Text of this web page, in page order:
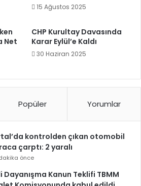
15 Ağustos 2025
Net
CHP Kurultay Davasında
Karar Eylül’e Kaldı
30 Haziran 2025
Popüler Yorumlar
kontrolden çıkan otomobil
çarptı: 2 yaralı
dakika önce
Dayanışma Kanun Teklifi TBMM